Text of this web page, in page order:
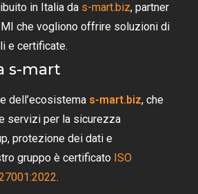
in Italia da s-mart.biz, partner
che vogliono offrire soluzioni di
e certificate.
s-mart
dell’ecosistema s-mart.biz, che
servizi per la sicurezza
protezione dei dati e
gruppo è certificato ISO
.